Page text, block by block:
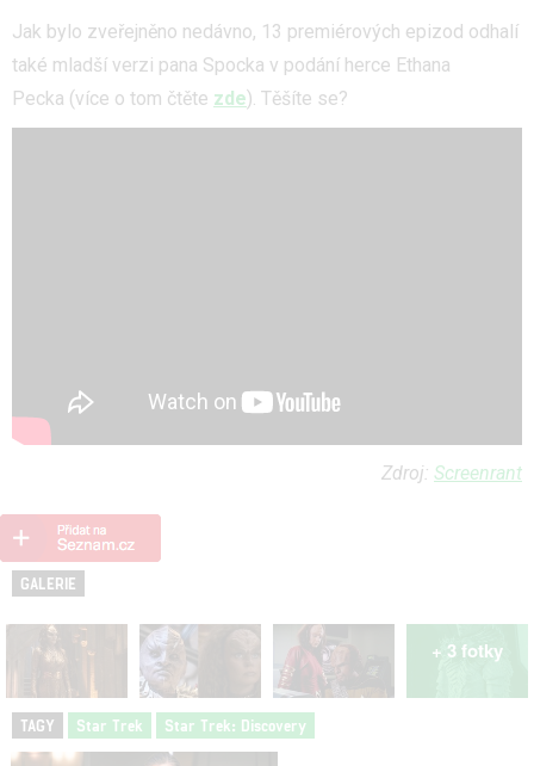
Jak bylo zveřejněno nedávno, 13 premiérových epizod odhalí
také mladší verzi pana Spocka v podání herce Ethana
Pecka (více o tom čtěte zde). Těšíte se?
Zdroj: Screenrant
GALERIE
+ 3 fotky
TAGY Star Trek Star Trek: Discovery